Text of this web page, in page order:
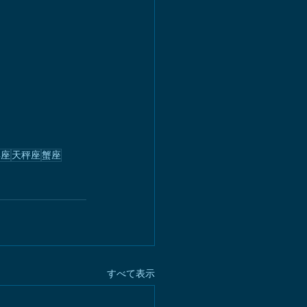
天秤座蟹座
すべて表示